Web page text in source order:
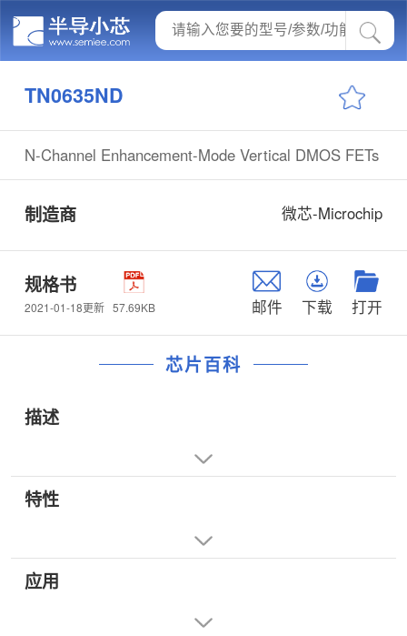
TN0635ND
N-Channel Enhancement-Mode Vertical DMOS FETs
制造商 微芯-Microchip
规格书
2021-01-18更新 57.69KB 邮件 下载 打开
芯片百科
描述
特性
应用